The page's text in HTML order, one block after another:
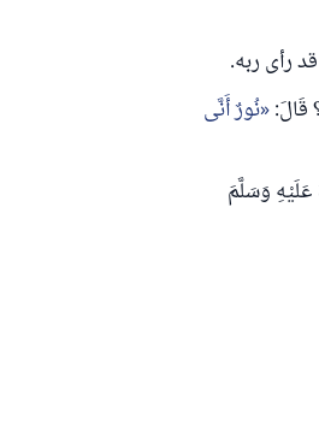
رأى ربه.
نُورٌ أَنَّى
عَلَيْهِ وَسَلَّمَ